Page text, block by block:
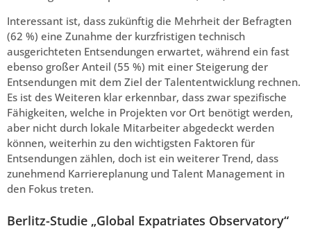
Interessant ist, dass zukünftig die Mehrheit der Befragten
(62 %) eine Zunahme der kurzfristigen technisch
ausgerichteten Entsendungen erwartet, während ein fast
ebenso großer Anteil (55 %) mit einer Steigerung der
Entsendungen mit dem Ziel der Talententwicklung rechnen.
Es ist des Weiteren klar erkennbar, dass zwar spezifische
Fähigkeiten, welche in Projekten vor Ort benötigt werden,
aber nicht durch lokale Mitarbeiter abgedeckt werden
können, weiterhin zu den wichtigsten Faktoren für
Entsendungen zählen, doch ist ein weiterer Trend, dass
zunehmend Karriereplanung und Talent Management in
den Fokus treten.
Berlitz-Studie „Global Expatriates Observatory“